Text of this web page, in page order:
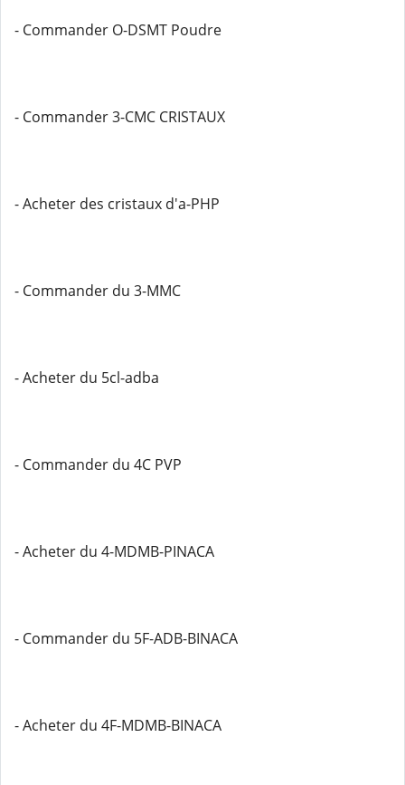
- Commander O-DSMT Poudre
- Commander 3-CMC CRISTAUX
- Acheter des cristaux d'a-PHP
- Commander du 3-MMC
- Acheter du 5cl-adba
- Commander du 4C PVP
- Acheter du 4-MDMB-PINACA
- Commander du 5F-ADB-BINACA
- Acheter du 4F-MDMB-BINACA